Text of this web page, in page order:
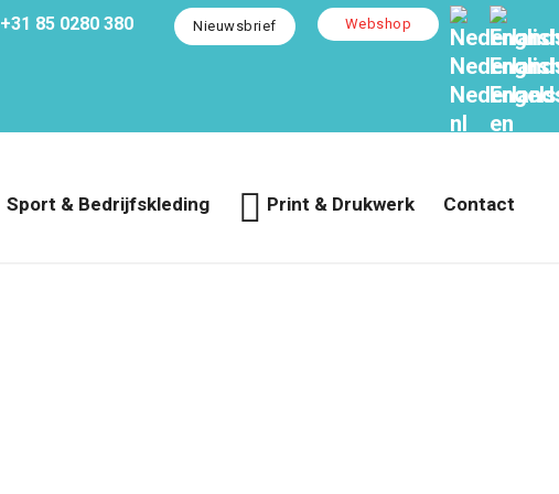
+31 85 0280 380 Nieuwsbrief Webshop
nl
Engels
en
Sport & Bedrijfskleding Print & Drukwerk Contact
U bevindt zich hier: Reclamebureau Berkel en Rodenrijs